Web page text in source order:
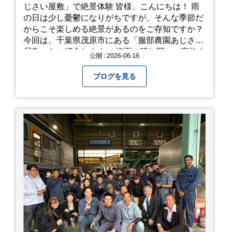
じさい屋敷」で絶景体験 皆様、こんにちは！ 雨
の日は少し憂鬱になりがちですが、そんな季節だ
からこそ楽しめる絶景があるのをご存知ですか？
今回は、千葉県茂原市にある「服部農園あじさい
屋敷」をご紹介します。 梅雨の晴れ間に、家族や
め尽くす「あじさい」 服部農園あじさい屋敷の魅
力は、なんといってもそのスケール感。約18,000
平方メートルの広大な敷地に、なんと250種類以
上・約20,000株ものアジサイが植えられていま
す。 山肌を埋め尽くすように咲き誇るブルー、ピ
ンク、紫のアジサイは圧巻の一言。 歩道が整備さ
れているので、アジサイの中に囲まれるような感
覚で散策を楽しめます。 写真好きにはたまらない
「フォトジェニック」な景色 あじさい屋敷は、ど
こを切り取っても絵になる場所ばかり。 高い場所
からの眺望: 敷地が高い位置にあるため、あじさ
い越しに広がる茂原の景色を一望できます。 小道
での撮影: アジサイの小道を歩いている後ろ姿
公開 : 2026-06-16
ブログを見る